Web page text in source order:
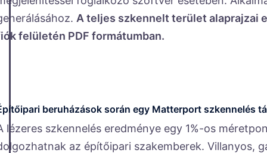
A teljes szkennelt terület alaprajzai
felületén PDF formátumban.
beruházások során egy Matterport szkennelés
lézeres szkennelés eredménye egy 1%-os
az építőipari szakemberek. Villanyos,